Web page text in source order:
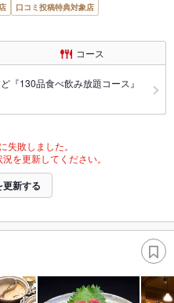
口コミ投稿特典対象店
コース
『130品食べ飲み放題コース』
失敗しました。
を更新してください。
更新する